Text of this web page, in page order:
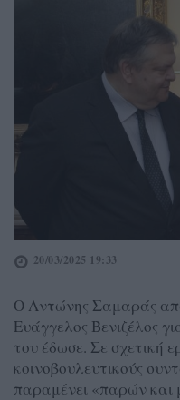
20/03/2025 19:33
Ο Αντώνης Σαμαράς
Ευάγγελος Βενιζέλος
του έδωσε. Σε σχετική
κοινοβουλευτικούς
παραμένει «παρών και